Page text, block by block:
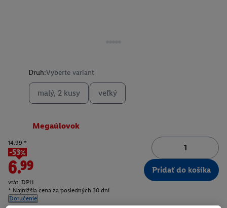
Druh:Vyberte variant
malý, 2 kusy veľký
Megaúlovok
14.99 *
-53%
6.99
vrát. DPH
* Najnižšia cena za posledných 30 dní
Doručenie
Pridať do košíka